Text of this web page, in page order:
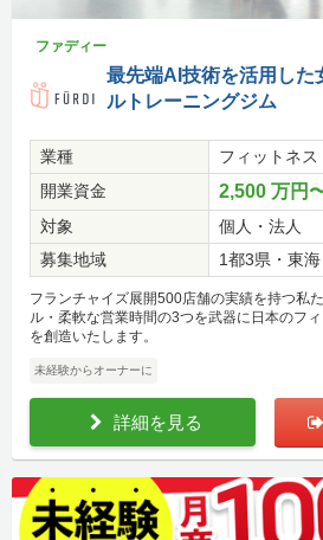
ファディー
最先端AI技術を活用した
ルトレーニングジム
業種
フィットネ
開業資金
2,500 万円
対象
個人・法人
募集地域
1都3県・東海
フランチャイズ展開500店舗の実績を持つ私
ル・柔軟な営業時間の3つを武器に日本のフ
を創造いたします。
未経験からオーナーに
詳細を見る